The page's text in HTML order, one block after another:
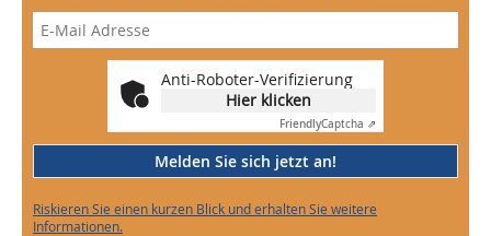
Anti-Roboter-Verifizierung
Hier klicken
FriendlyCaptcha ⇗
Melden Sie sich jetzt an!
Riskieren Sie einen kurzen Blick und erhalten Sie weitere
Informationen.